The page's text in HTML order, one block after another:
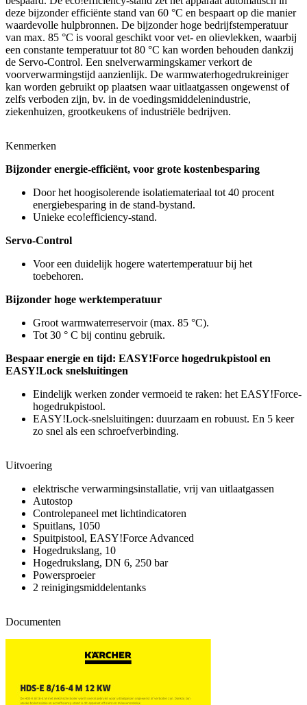
deze bijzonder efficiënte stand van 60 °C en bespaart op die manier
waardevolle hulpbronnen. De bijzonder hoge bedrijfstemperatuur
van max. 85 °C is vooral geschikt voor vet- en olievlekken, waarbij
een constante temperatuur tot 80 °C kan worden behouden dankzij
de Servo-Control. Een snelverwarmingskamer verkort de
voorverwarmingstijd aanzienlijk. De warmwaterhogedrukreiniger
kan worden gebruikt op plaatsen waar uitlaatgassen ongewenst of
zelfs verboden zijn, bv. in de voedingsmiddelenindustrie,
ziekenhuizen, grootkeukens of industriële bedrijven.
Kenmerken
Bijzonder energie-efficiënt, voor grote kostenbesparing
Door het hoogisolerende isolatiemateriaal tot 40 procent
energiebesparing in de stand-bystand.
Unieke eco!efficiency-stand.
Servo-Control
Voor een duidelijk hogere watertemperatuur bij het
toebehoren.
Bijzonder hoge werktemperatuur
Groot warmwaterreservoir (max. 85 °C).
Tot 30 ° C bij continu gebruik.
Bespaar energie en tijd: EASY!Force hogedrukpistool en
EASY!Lock snelsluitingen
Eindelijk werken zonder vermoeid te raken: het EASY!Force-
hogedrukpistool.
EASY!Lock-snelsluitingen: duurzaam en robuust. En 5 keer
zo snel als een schroefverbinding.
Uitvoering
elektrische verwarmingsinstallatie, vrij van uitlaatgassen
Autostop
Controlepaneel met lichtindicatoren
Spuitlans, 1050
Spuitpistool, EASY!Force Advanced
Hogedrukslang, 10
Hogedrukslang, DN 6, 250 bar
Powersproeier
2 reinigingsmiddelentanks
Documenten